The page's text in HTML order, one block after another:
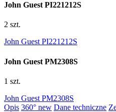
John Guest PI221212S
2 szt.
John Guest PI221212S
John Guest PM2308S
1 szt.
John Guest PM2308S
Opis 360° new Dane techniczne